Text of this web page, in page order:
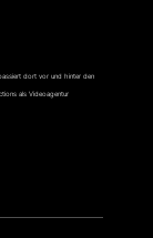
dort vor und hinter den
als Videoagentur